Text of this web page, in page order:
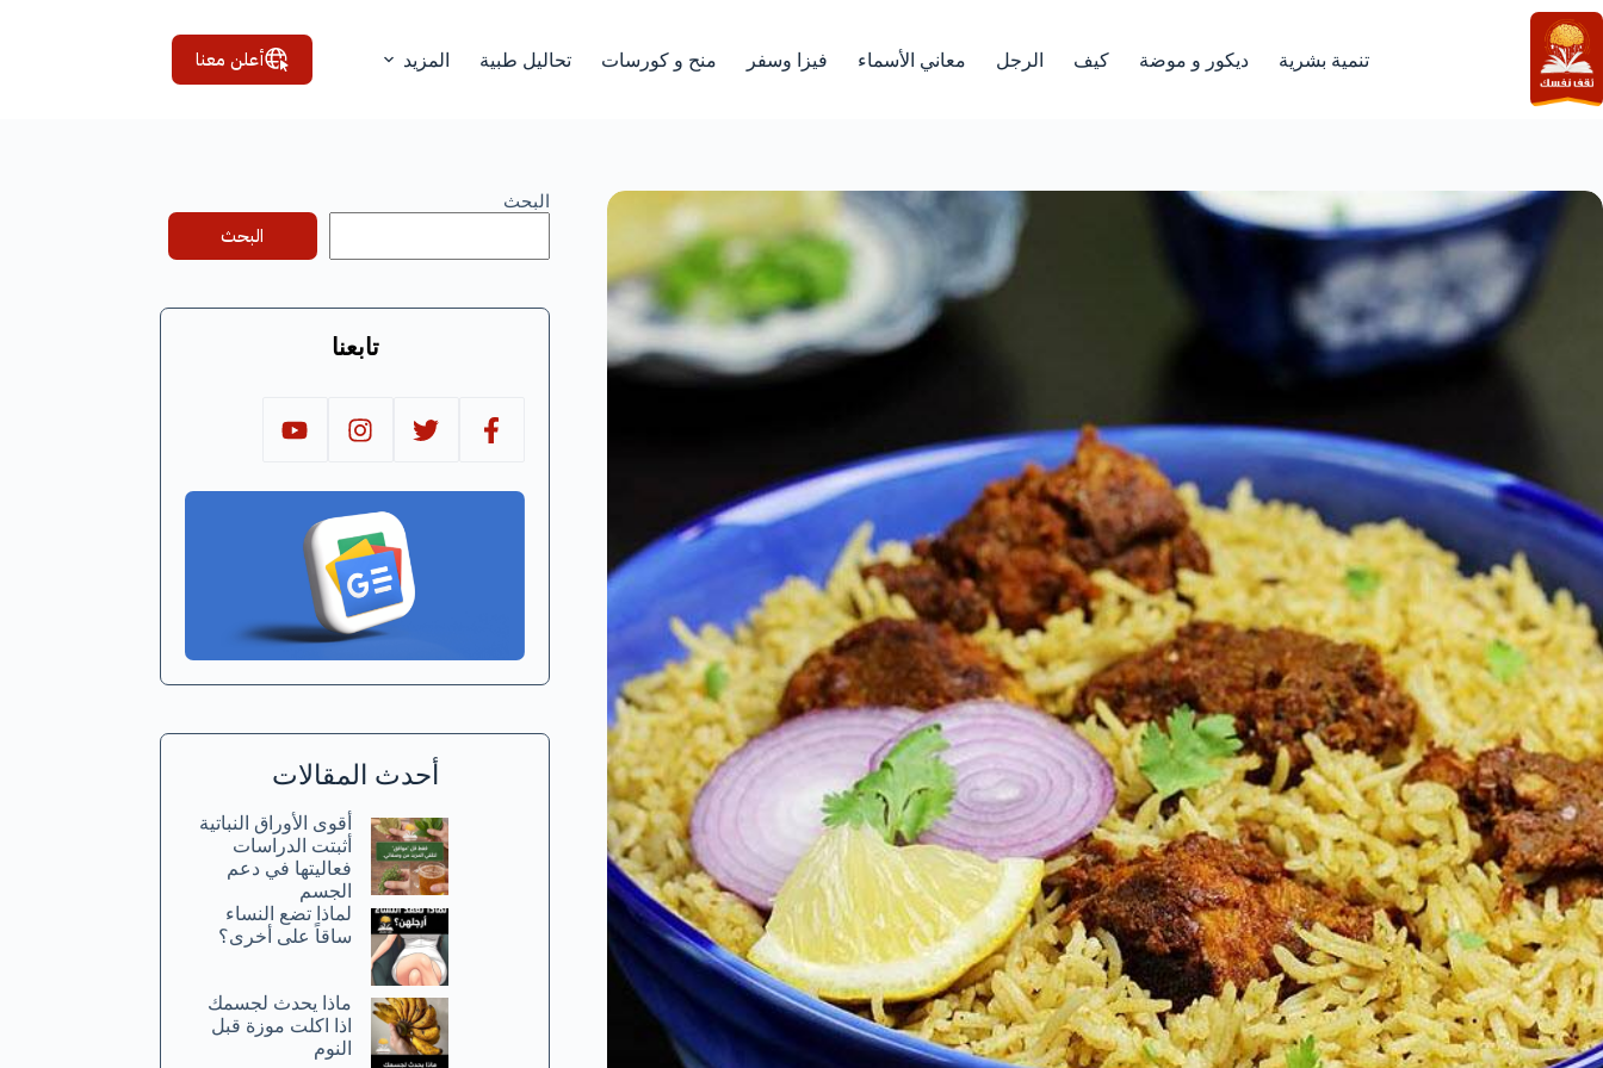
التجاوز
إلى
المحتوى
تنمية بشرية ديكور و موضة كيف الرجل معاني الأسماء فيزا وسفر منح و كورسات تحاليل طبية المزيد أعلن معنا
البحث
البحث
تابعنا
أحدث المقالات
أقوى الأوراق النباتية
أثبتت الدراسات
فعاليتها في دعم
الجسم
لماذا تضع النساء
ساقاً على أخرى؟
ماذا يحدث لجسمك
اذا اكلت موزة قبل
النوم